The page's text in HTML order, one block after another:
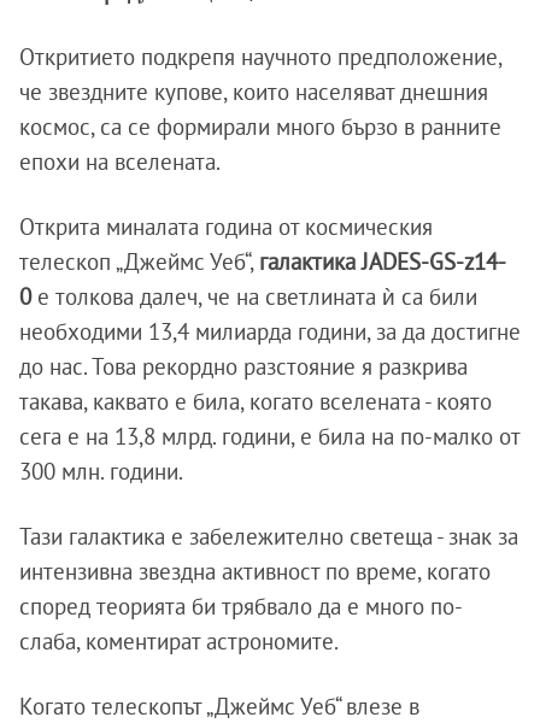
Откритието подкрепя научното предположение,
че звездните купове, които населяват днешния
космос, са се формирали много бързо в ранните
епохи на вселената.
Открита миналата година от космическия
телескоп „Джеймс Уеб“, галактика JADES-GS-z14-
0 е толкова далеч, че на светлината ѝ са били
необходими 13,4 милиарда години, за да достигне
до нас. Това рекордно разстояние я разкрива
такава, каквато е била, когато вселената - която
сега е на 13,8 млрд. години, е била на по-малко от
300 млн. години.
Тази галактика е забележително светеща - знак за
интензивна звездна активност по време, когато
според теорията би трябвало да е много по-
слаба, коментират астрономите.
Когато телескопът „Джеймс Уеб“ влезе в